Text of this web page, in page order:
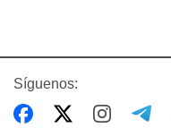
Síguenos: